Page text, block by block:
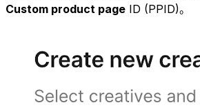
Custom product page ID (PPID)。